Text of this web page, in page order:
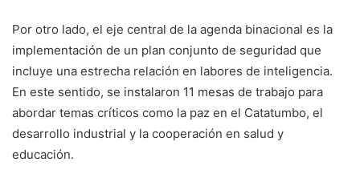
Por otro lado, el eje central de la agenda binacional es la
implementación de un plan conjunto de seguridad que
incluye una estrecha relación en labores de inteligencia.
En este sentido, se instalaron 11 mesas de trabajo para
abordar temas críticos como la paz en el Catatumbo, el
desarrollo industrial y la cooperación en salud y
educación.